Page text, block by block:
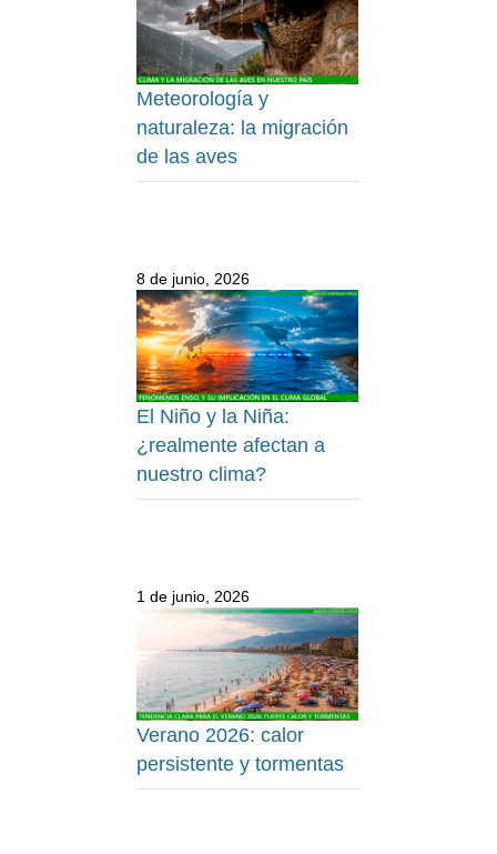
Meteorología y
naturaleza: la migración
de las aves
8 de junio, 2026
El Niño y la Niña:
¿realmente afectan a
nuestro clima?
1 de junio, 2026
Verano 2026: calor
persistente y tormentas